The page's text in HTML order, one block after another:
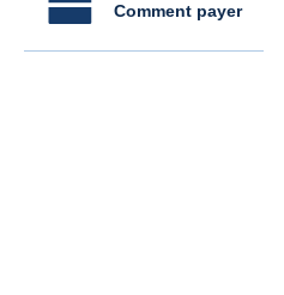
Comment payer